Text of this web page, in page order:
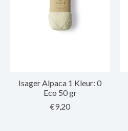
Isager Alpaca 1 Kleur: 0
Eco 50 gr
€9,20